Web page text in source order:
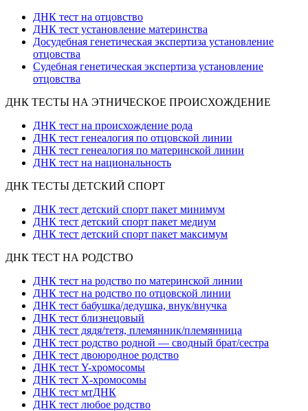
ДНК тест на отцовство
ДНК тест установление материнства
Досудебная генетическая экспертиза установление
отцовства
Судебная генетическая экспертиза установление
отцовства
ДНК ТЕСТЫ НА ЭТНИЧЕСКОЕ ПРОИСХОЖДЕНИЕ
ДНК тест на происхождение рода
ДНК тест генеалогия по отцовской линии
ДНК тест генеалогия по материнской линии
ДНК тест на национальность
ДНК ТЕСТЫ ДЕТСКИЙ СПОРТ
ДНК тест детский спорт пакет минимум
ДНК тест детский спорт пакет медиум
ДНК тест детский спорт пакет максимум
ДНК ТЕСТ НА РОДСТВО
ДНК тест на родство по материнской линии
ДНК тест на родство по отцовской линии
ДНК тест бабушка/дедушка, внук/внучка
ДНК тест близнецовый
ДНК тест дядя/тетя, племянник/племянница
ДНК тест родство родной — сводный брат/сестра
ДНК тест двоюродное родство
ДНК тест Y-хромосомы
ДНК тест X-хромосомы
ДНК тест мтДНК
ДНК тест любое родство